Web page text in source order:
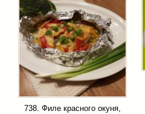
738. Филе красного окуня,